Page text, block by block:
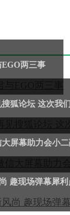
两三事
狐论坛 这次我
屏幕助力会小
趣现场弹幕犀